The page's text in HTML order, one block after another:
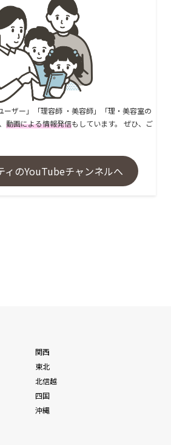
ーザー」「理容師 ・美容師」「理・美容室の
動画による情報発信もしています。 ぜひ、ご
ィのYouTubeチャンネルへ
関西
東北
北信越
四国
沖縄